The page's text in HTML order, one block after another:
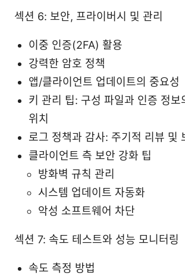
섹션 6: 보안, 프라이버시 및 관리
이중 인증(2FA) 활용
강력한 암호 정책
앱/클라이언트 업데이트의 중요성
키 관리 팁: 구성 파일과 인증 정보
위치
로그 정책과 감사: 주기적 리뷰 및
클라이언트 측 보안 강화 팁
방화벽 규칙 관리
시스템 업데이트 자동화
악성 소프트웨어 차단
섹션 7: 속도 테스트와 성능 모니터링
속도 측정 방법